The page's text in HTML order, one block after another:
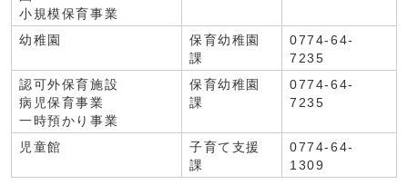
小規模保育事業
幼稚園
保育幼稚園
課
0774-64-
7235
認可外保育施設
病児保育事業
一時預かり事業
保育幼稚園
課
0774-64-
7235
児童館
子育て支援
課
0774-64-
1309